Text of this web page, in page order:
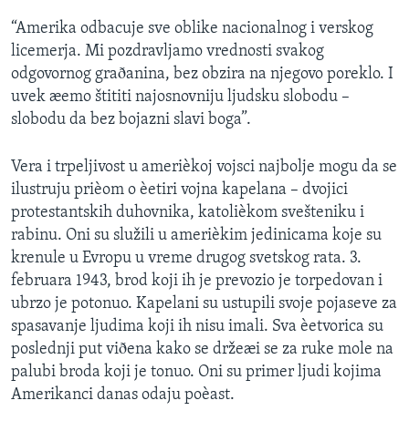
“Amerika odbacuje sve oblike nacionalnog i verskog
licemerja. Mi pozdravljamo vrednosti svakog
odgovornog graðanina, bez obzira na njegovo poreklo. I
uvek æemo štititi najosnovniju ljudsku slobodu –
slobodu da bez bojazni slavi boga”.
Vera i trpeljivost u amerièkoj vojsci najbolje mogu da se
ilustruju prièom o èetiri vojna kapelana – dvojici
protestantskih duhovnika, katolièkom svešteniku i
rabinu. Oni su služili u amerièkim jedinicama koje su
krenule u Evropu u vreme drugog svetskog rata. 3.
februara 1943, brod koji ih je prevozio je torpedovan i
ubrzo je potonuo. Kapelani su ustupili svoje pojaseve za
spasavanje ljudima koji ih nisu imali. Sva èetvorica su
poslednji put viðena kako se držeæi se za ruke mole na
palubi broda koji je tonuo. Oni su primer ljudi kojima
Amerikanci danas odaju poèast.